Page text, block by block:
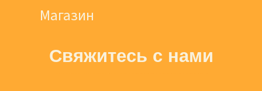
Магазин
Свяжитесь с нами